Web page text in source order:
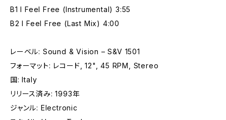
B1 I Feel Free (Instrumental) 3:55
B2 I Feel Free (Last Mix) 4:00
レーベル: Sound & Vision – S&V 1501
フォーマット: レコード, 12", 45 RPM, Stereo
国: Italy
リリース済み: 1993年
ジャンル: Electronic